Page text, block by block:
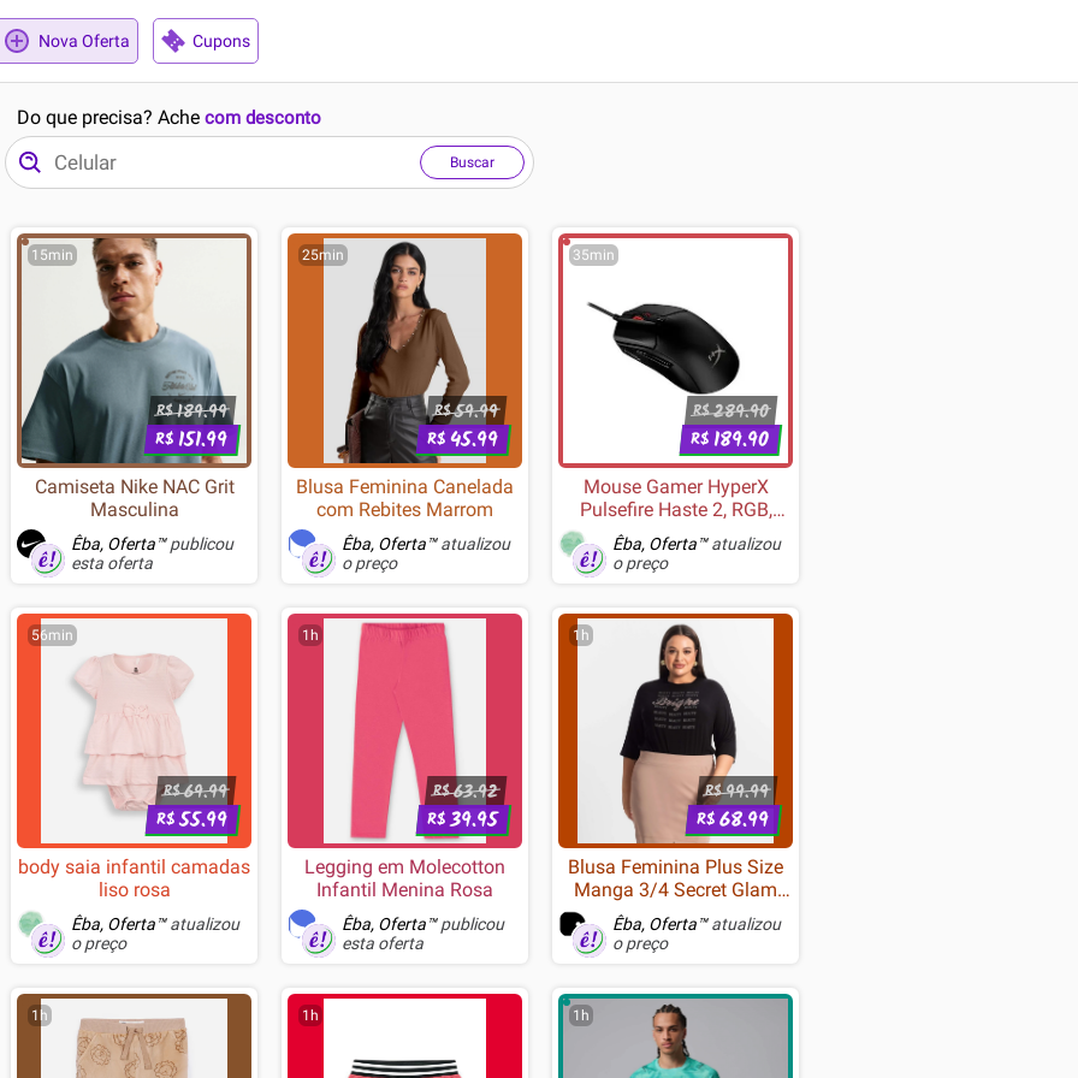
Nova Oferta Cupons
Do que precisa? Ache com desconto
Buscar
15min
R$189.99
R$151.99
Camiseta Nike NAC Grit
Masculina
Êba, Oferta™publicou
esta oferta
25min
R$59.99
R$45.99
Blusa Feminina Canelada
com Rebites Marrom
Êba, Oferta™atualizou
o preço
35min
R$289.90
R$189.90
Mouse Gamer HyperX
Pulsefire Haste 2, RGB,
26000 DPI, 6 Botões, Preto -
6N0A7AA
Êba, Oferta™atualizou
o preço
56min
R$69.99
R$55.99
body saia infantil camadas
liso rosa
Êba, Oferta™atualizou
o preço
1h
R$63.92
R$39.95
Legging em Molecotton
Infantil Menina Rosa
Êba, Oferta™publicou
esta oferta
1h
R$99.99
R$68.99
Blusa Feminina Plus Size
Manga 3/4 Secret Glam
Preto
Êba, Oferta™atualizou
o preço
1h 1h 1h